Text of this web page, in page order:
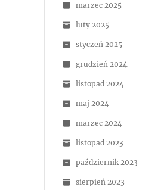
marzec 2025
luty 2025
styczeń 2025
grudzień 2024
listopad 2024
maj 2024
marzec 2024
listopad 2023
październik 2023
sierpień 2023